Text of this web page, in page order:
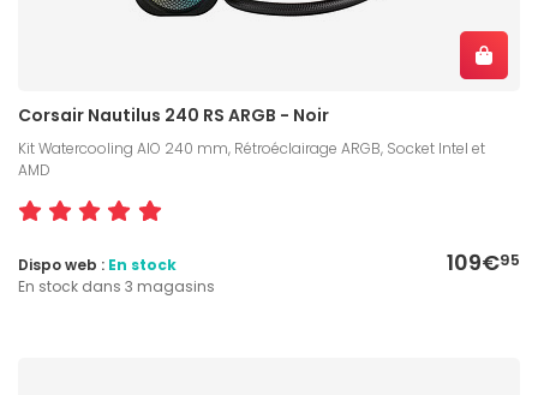
Corsair Nautilus 240 RS ARGB - Noir
Kit Watercooling AIO 240 mm, Rétroéclairage ARGB, Socket Intel et
AMD
109€95
Dispo web : En stock
En stock dans 3 magasins